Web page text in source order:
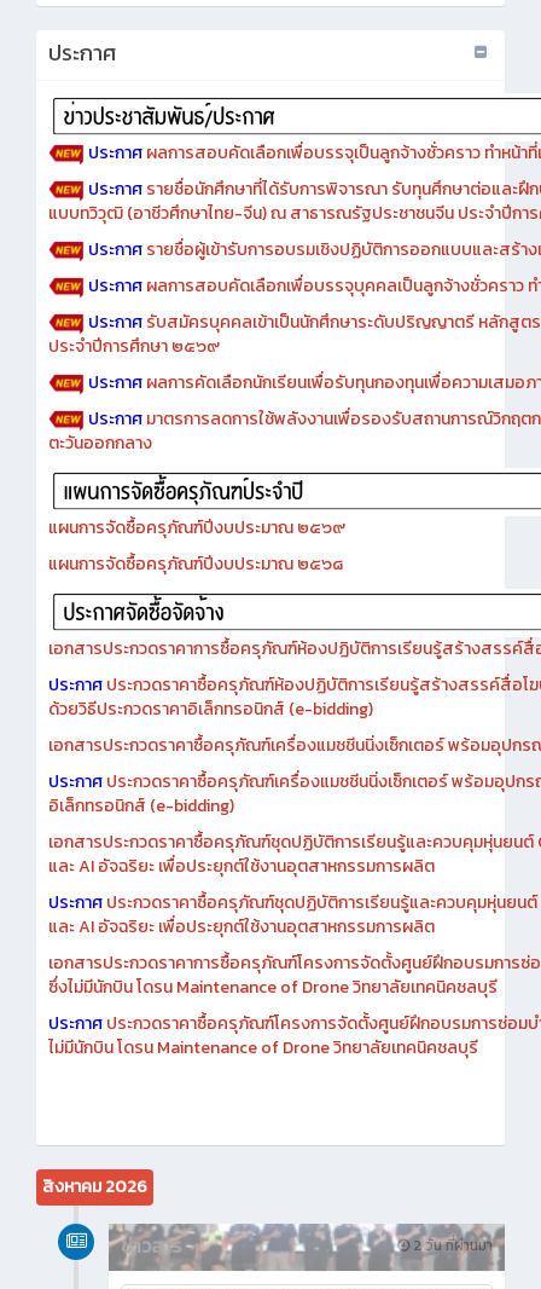
ประกาศผลการสอบคัดเลือกเพื่อบรรจุเป็นลูกจ้างชั่วคราว ทำหน้าที่
ประกาศรายชื่อนักศึกษาที่ได้รับการพิจารณา รับทุนศึกษาต่อและฝึ
แบบทวิวุฒิ (อาชีวศึกษาไทย-จีน) ณ สาธารณรัฐประชาชนจีน ประจำปีก
ประกาศรายชื่อผู้เข้ารับการอบรมเชิงปฏิบัติการออกแบบและสร้า
ประกาศผลการสอบคัดเลือกเพื่อบรรจุบุคคลเป็นลูกจ้างชั่วคราว ท
ประกาศรับสมัครบุคคลเข้าเป็นนักศึกษาระดับปริญญาตรี หลักสูต
ประจำปีการศึกษา ๒๕๖๙
ประกาศผลการคัดเลือกนักเรียนเพื่อรับทุนกองทุนเพื่อความเสมอ
ประกาศมาตรการลดการใช้พลังงานเพื่อรองรับสถานการณ์วิกฤ
ตะวันออกกลาง
แผนการจัดซื้อครุภัณฑ์ปีงบประมาณ ๒๕๖๙
แผนการจัดซื้อครุภัณฑ์ปีงบประมาณ ๒๕๖๘
เอกสารประกวดราคาการซื้อครุภัณฑ์ห้องปฏิบัติการเรียนรู้สร้างสรรค์
ประกาศประกวดราคาซื้อครุภัณฑ์ห้องปฏิบัติการเรียนรู้สร้างสรรค์สื่อโ
ด้วยวิธีประกวดราคาอิเล็กทรอนิกส์ (e-bidding)
เอกสารประกวดราคาซื้อครุภัณฑ์เครื่องแมชชีนนิ่งเซ็กเตอร์ พร้อมอุปก
ประกาศประกวดราคาซื้อครุภัณฑ์เครื่องแมชชีนนิ่งเซ็กเตอร์ พร้อมอุปก
อิเล็กทรอนิกส์ (e-bidding)
เอกสารประกวดราคาซื้อครุภัณฑ์ชุดปฏิบัติการเรียนรู้และควบคุมหุ่นยน
และ AI อัจฉริยะ เพื่อประยุกต์ใช้งานอุตสาหกรรมการผลิต
ประกาศประกวดราคาซื้อครุภัณฑ์ชุดปฏิบัติการเรียนรู้และควบคุมหุ่นยน
และ AI อัจฉริยะ เพื่อประยุกต์ใช้งานอุตสาหกรรมการผลิต
เอกสารประกวดราคาการซื้อครุภัณฑ์โครงการจัดตั้งศูนย์ฝึกอบรมการซ่
ซึ่งไม่มีนักบิน โดรน Maintenance of Drone วิทยาลัยเทคนิคชลบุรี
ประกาศประกวดราคาซื้อครุภัณฑ์โครงการจัดตั้งศูนย์ฝึกอบรมการซ่อมบ
ไม่มีนักบิน โดรน Maintenance of Drone วิทยาลัยเทคนิคชลบุรี
สิงหาคม 2026
ข่าวสาร